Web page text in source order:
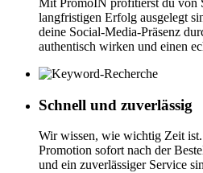
langfristigen Erfolg ausgelegt
deine Social-Media-Präsenz
authentisch wirken und einen
Schnell und zuverlässig
Wir wissen, wie wichtig Zeit
Promotion sofort nach der
und ein zuverlässiger Service